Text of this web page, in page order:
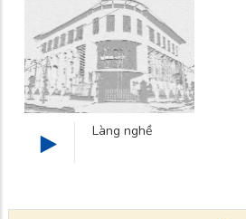
Làng nghề